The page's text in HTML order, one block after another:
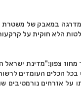
מדרגה במאבק של משטרת
הלא חוקית על קרקעות
צפון:"מדינת ישראל
הכלים העומדים
על אזרחים נורמטיבים